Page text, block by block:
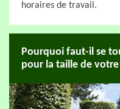
horaires de travail.
Pourquoi faut-il se
pour la taille de